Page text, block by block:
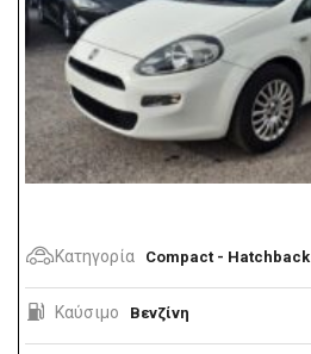
Κατηγορία Compact - Hatchback
Καύσιμο Βενζίνη